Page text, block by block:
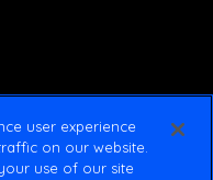
user experience
on our website.
use of our site